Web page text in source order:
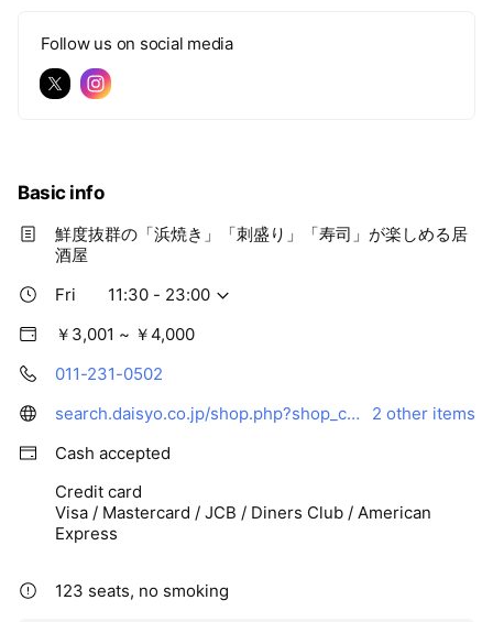
Follow us on social media
Basic info
鮮度抜群の「浜焼き」「刺盛り」「寿司」が楽しめる居
酒屋
Fri
11:30 - 23:00
￥3,001 ~ ￥4,000
011-231-0502
search.daisyo.co.jp/shop.php?shop_cd=1802
2 other items
Cash accepted
Credit card
Visa / Mastercard / JCB / Diners Club / American
Express
123 seats, no smoking